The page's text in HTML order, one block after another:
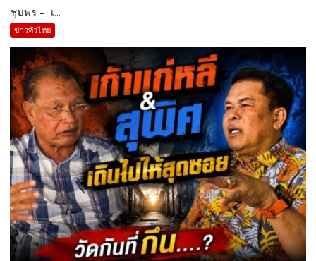
ชุมพร – เ...
ข่าวทั่วไทย